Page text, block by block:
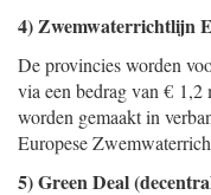
4) Zwemwaterrichtlijn
De provincies worden
via een bedrag van €
worden gemaakt in
Europese
5) Green Deal